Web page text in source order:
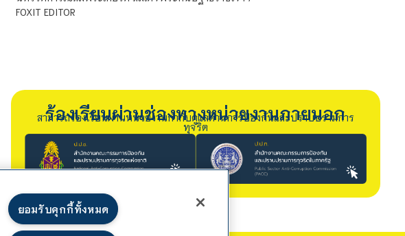
FOXIT EDITOR
ร้องเรียนผ่านช่องทางหน่วยงานภายนอก
สามารถร้องเรียนผ่านหน่วยงานกำกับดูแลด้านการป้องกันและปราบปรามการ
ทุจริต
ยอมรับคุกกี้ทั้งหมด